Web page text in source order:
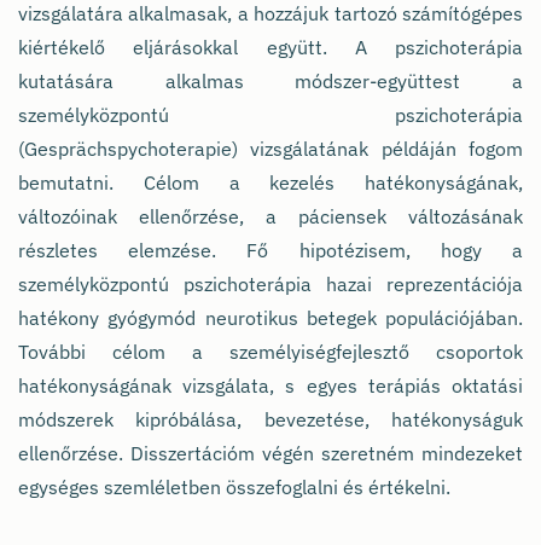
vizsgálatára alkalmasak, a hozzájuk tartozó számítógépes
kiértékelő eljárásokkal együtt. A pszichoterápia
kutatására alkalmas módszer-együttest a
személyközpontú pszichoterápia
(Gesprächspychoterapie) vizsgálatának példáján fogom
bemutatni. Célom a kezelés hatékonyságának,
változóinak ellenőrzése, a páciensek változásának
részletes elemzése. Fő hipotézisem, hogy a
személyközpontú pszichoterápia hazai reprezentációja
hatékony gyógymód neurotikus betegek populációjában.
További célom a személyiségfejlesztő csoportok
hatékonyságának vizsgálata, s egyes terápiás oktatási
módszerek kipróbálása, bevezetése, hatékonyságuk
ellenőrzése. Disszertációm végén szeretném mindezeket
egységes szemléletben összefoglalni és értékelni.